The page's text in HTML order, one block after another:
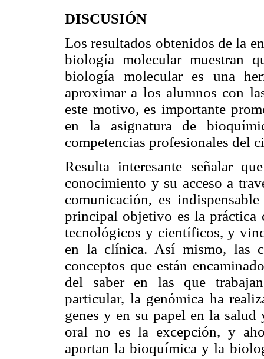
DISCUSIÓN
Los resultados obtenidos de la
biología molecular muestran
biología molecular es una
aproximar a los alumnos con
este motivo, es importante
en la asignatura de
competencias profesionales del
Resulta interesante señalar
conocimiento y su acceso a
comunicación, es
principal objetivo es la práctica
tecnológicos y científicos, y
en la clínica. Así mismo, las
conceptos que están
del saber en las que
particular, la genómica ha
genes y en su papel en la
oral no es la excepción, y
aportan la bioquímica y la